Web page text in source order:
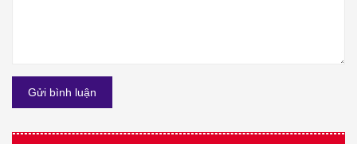
Gửi bình luận